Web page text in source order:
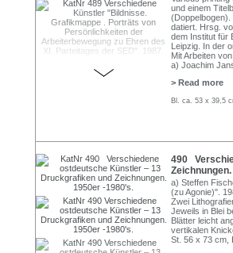
und einem
(Doppelbogen).
datiert. Hrsg.
dem Institut für
Leipzig. In der
Mit Arbeiten
a) Joachim
> Read more
Bl. ca. 53 x 39,5
490
a) Steffen
(zu Agonie)".
Zwei
Jeweils in Blei
Blätter leicht
vertikalen
St. 56 x 73 cm,